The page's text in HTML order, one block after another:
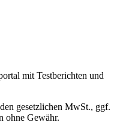
mit Testberichten und
gesetzlichen MwSt., ggf.
ohne Gewähr.